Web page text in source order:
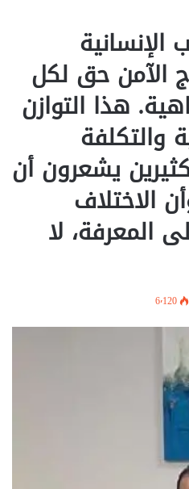
الإنسانية
الآمن حق لكل
هذا التوازن
والتكلفة
يشعرون أن
الاختلاف
المعرفة، لا
6٬120